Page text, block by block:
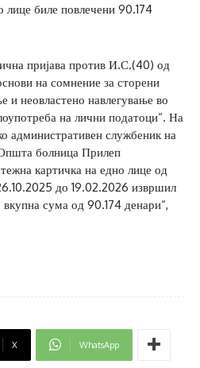
лице биле повлечени 90.174
пријава против И.С.(40) од
на сомнение за сторени
и неовластено навлегување во
на лични податоци“. На
административен службеник на
болница Прилеп
картичка на едно лице од
до 19.02.2026 извршил
вкупна сума од 90.174 денари“,
X WhatsApp